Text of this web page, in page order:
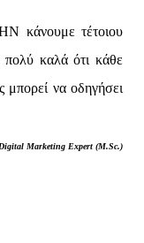
κάνουμε τέτοιου
πολύ καλά ότι κάθε
μπορεί να οδηγήσει
Marketing Expert (M.Sc.)